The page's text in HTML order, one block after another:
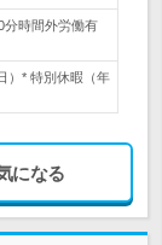
分時間外労働有
）* 特別休暇（年
になる